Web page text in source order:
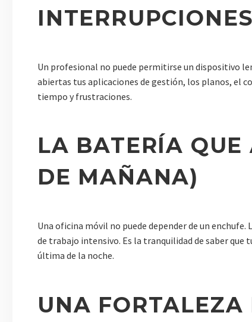
INTERRUPCIONES
Un profesional no puede permitirse un dispositivo
abiertas tus aplicaciones de gestión, los planos, el
tiempo y frustraciones.
LA BATERÍA
DE MAÑANA)
Una oficina móvil no puede depender de un
de trabajo intensivo. Es la tranquilidad de saber
última de la noche.
UNA FORTALEZA